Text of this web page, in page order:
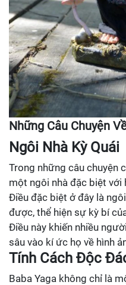
Những Câu Chuyện
Ngôi Nhà Kỳ Quái
Trong những câu chuyện
một ngôi nhà đặc biệt với
Điều đặc biệt ở đây là
được, thể hiện sự kỳ bí
Điều này khiến nhiều
sâu vào kí ức họ về hình
Tính Cách Độc
Baba Yaga không chỉ là